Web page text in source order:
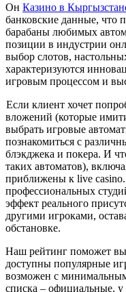
Он Казино в
банковские данные, что
барабаны любимых
позиции в индустрии
выбор слотов,
характеризуются
игровым процессом и
Если клиент хочет
вложений (которые
выбрать игровые
познакомиться с
блэкджека и покера. И
таких автоматов),
приближены к live casino.
профессиональных
эффект реального
другими игроками,
обстановке.
Наш рейтинг поможет
доступны популярные
возможен с
списка – официальные,